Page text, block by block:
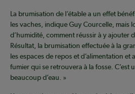
La brumisation de l’étable a un effet
les vaches, indique Guy Courcelle, mais
d’humidité, comment réussir à y ajouter
Résultat, la brumisation effectuée à la
les espaces de repos et d’alimentation et
fumier qui se retrouvera à la fosse. C’est
beaucoup d’eau. »